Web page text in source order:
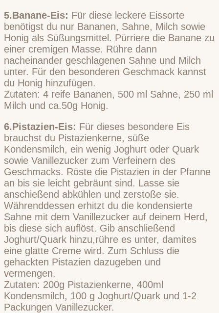
5.Banane-Eis: Für diese leckere Eissorte
benötigst du nur Bananen, Sahne, Milch sowie
Honig als Süßungsmittel. Pürriere die Banane zu
einer cremigen Masse. Rühre dann
nacheinander geschlagenen Sahne und Milch
unter. Für den besonderen Geschmack kannst
du Honig hinzufügen.
Zutaten: 4 reife Bananen, 500 ml Sahne, 250 ml
Milch und ca.50g Honig.
6.Pistazien-Eis: Für dieses besondere Eis
brauchst du Pistazienkerne, süße
Kondensmilch, ein wenig Joghurt oder Quark
sowie Vanillezucker zum Verfeinern des
Geschmacks. Röste die Pistazien in der Pfanne
an bis sie leicht gebräunt sind. Lasse sie
anschießend abkühlen und zerstoße sie.
Währenddessen erhitzt du die kondensierte
Sahne mit dem Vanillezucker auf deinem Herd,
bis diese sich auflöst. Gib anschließend
Joghurt/Quark hinzu,rühre es unter, damites
eine glatte Creme wird. Zum Schluss die
gehackten Pistazien dazugeben und
vermengen.
Zutaten: 200g Pistazienkerne, 400ml
Kondensmilch, 100 g Joghurt/Quark und 1-2
Packungen Vanillezucker.